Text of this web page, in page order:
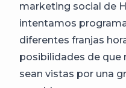
marketing social de
intentamos
diferentes franjas
posibilidades de que
sean vistas por una